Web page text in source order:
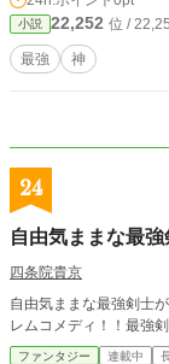
騎士と呼ばれるように
スは軍師騎士という新
から領土を貰いそこで
帝国が5年ぶりの宣戦を
小説 22,252 位 /
最強 神
24
自由気ままな最強
四条院貴京
自由気ままな最強剣士
レムコメディ！！最強
ファンタジー 連載中